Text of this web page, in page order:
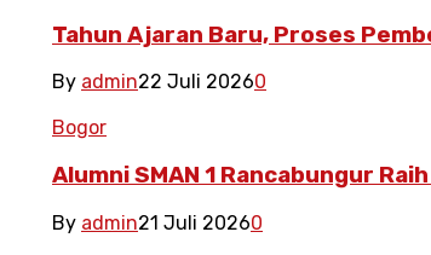
Tahun Ajaran Baru, Proses
By admin22 Juli 20260
Bogor
Alumni SMAN 1 Rancabungur
By admin21 Juli 20260